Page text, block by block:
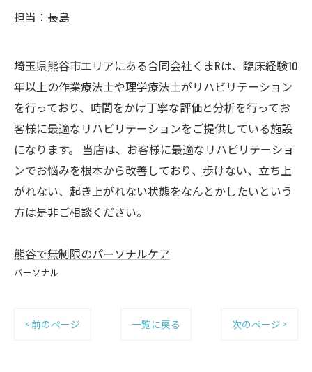
担当：長島
埼玉県熊谷市エリアにある合同会社くまRは、臨床経験10
年以上の作業療法士や理学療法士がリハビリテーション
を行っており、時間をかけ丁寧な評価と分析を行ってお
客様に最適なリハビリテーションをご提供している施設
になります。 当店は、お客様に最適なリハビリテーショ
ンでお悩みを根本から改善しており、歩けない、立ち上
がれない、起き上がれない状態をなんとかしたいという
方は是非ご相談ください。
熊谷で無制限のパーソナルケア
パーソナル
< 前のページ 一覧に戻る 次のページ >